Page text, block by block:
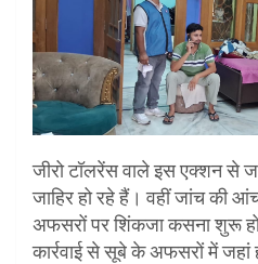
जीरो टॉलरेंस वाले इस एक्शन से
जाहिर हो रहे हैं। वहीं जांच की
अफसरों पर शिंकजा कसना शुरू
कार्रवाई से सूबे के अफसरों में